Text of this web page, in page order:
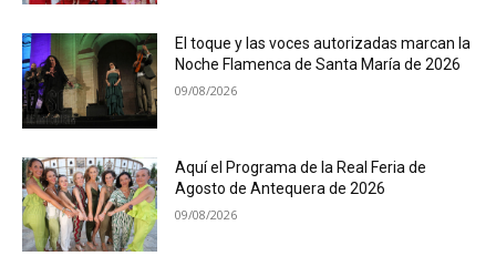
El toque y las voces autorizadas marcan la
Noche Flamenca de Santa María de 2026
09/08/2026
Aquí el Programa de la Real Feria de
Agosto de Antequera de 2026
09/08/2026